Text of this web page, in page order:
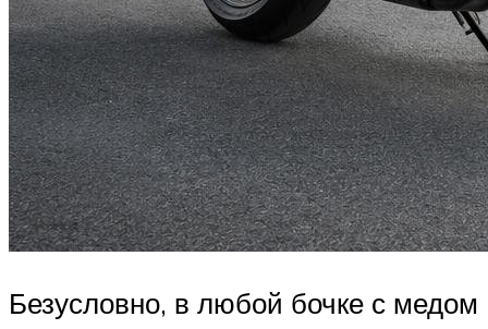
Безусловно, в любой бочке с медом